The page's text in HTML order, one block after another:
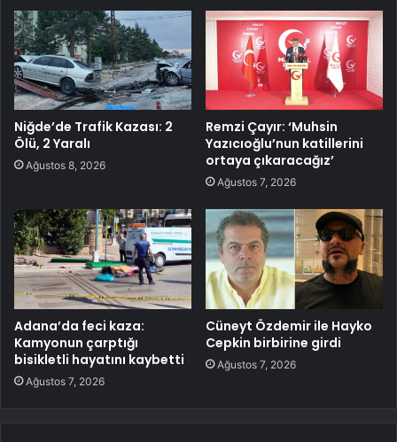
Niğde’de Trafik Kazası: 2
Ölü, 2 Yaralı
Ağustos 8, 2026
Remzi Çayır: ‘Muhsin
Yazıcıoğlu’nun katillerini
ortaya çıkaracağız’
Ağustos 7, 2026
Adana’da feci kaza:
Kamyonun çarptığı
bisikletli hayatını kaybetti
Ağustos 7, 2026
Cüneyt Özdemir ile Hayko
Cepkin birbirine girdi
Ağustos 7, 2026